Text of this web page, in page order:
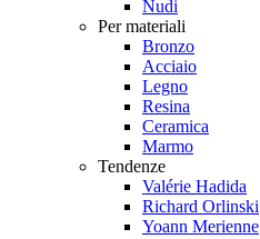
Nudi
Per materiali
Bronzo
Acciaio
Legno
Resina
Ceramica
Marmo
Tendenze
Valérie Hadida
Richard Orlinski
Yoann Merienne